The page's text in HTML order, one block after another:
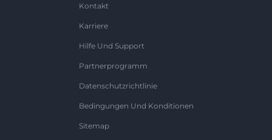
Kontakt
Karriere
Hilfe Und Support
Partnerprogramm
Datenschutzrichtlinie
Bedingungen Und Konditionen
Sitemap